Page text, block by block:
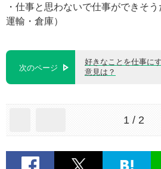
・仕事と思わないで仕事ができそ
運輸・倉庫）
次のページ
好きなことを仕事に
意見は？
1 / 2